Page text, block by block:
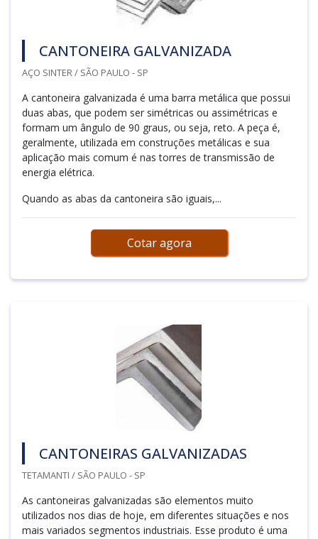
CANTONEIRA GALVANIZADA
AÇO SINTER / SÃO PAULO - SP
A cantoneira galvanizada é uma barra metálica que possui
duas abas, que podem ser simétricas ou assimétricas e
formam um ângulo de 90 graus, ou seja, reto. A peça é,
geralmente, utilizada em construções metálicas e sua
aplicação mais comum é nas torres de transmissão de
energia elétrica.
Quando as abas da cantoneira são iguais,...
Cotar agora
CANTONEIRAS GALVANIZADAS
TETAMANTI / SÃO PAULO - SP
As cantoneiras galvanizadas são elementos muito
utilizados nos dias de hoje, em diferentes situações e nos
mais variados segmentos industriais. Esse produto é uma